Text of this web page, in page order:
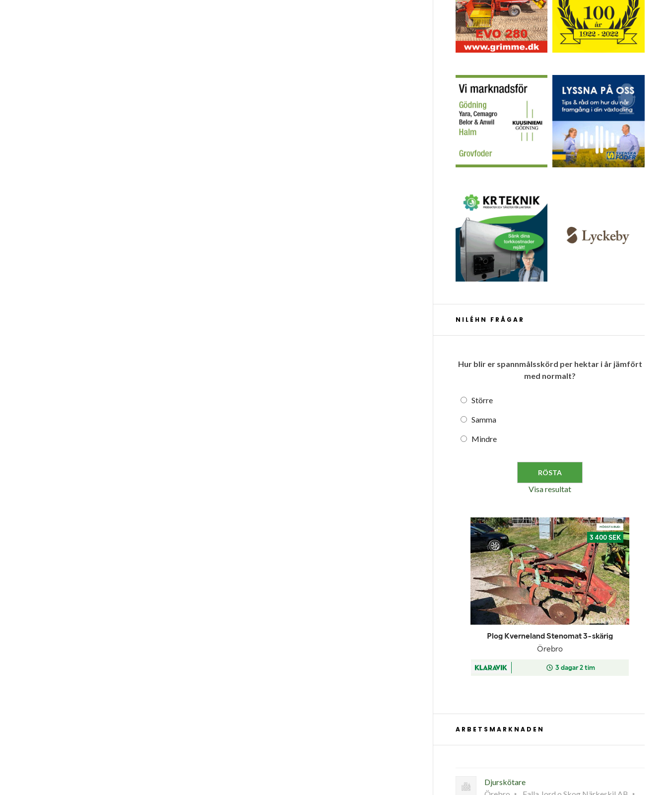
NILÉHN FRÅGAR
Hur blir er spannmålsskörd per hektar i år jämfört
med normalt?
Större
Samma
Mindre
Visa resultat
ARBETSMARKNADEN
Djurskötare